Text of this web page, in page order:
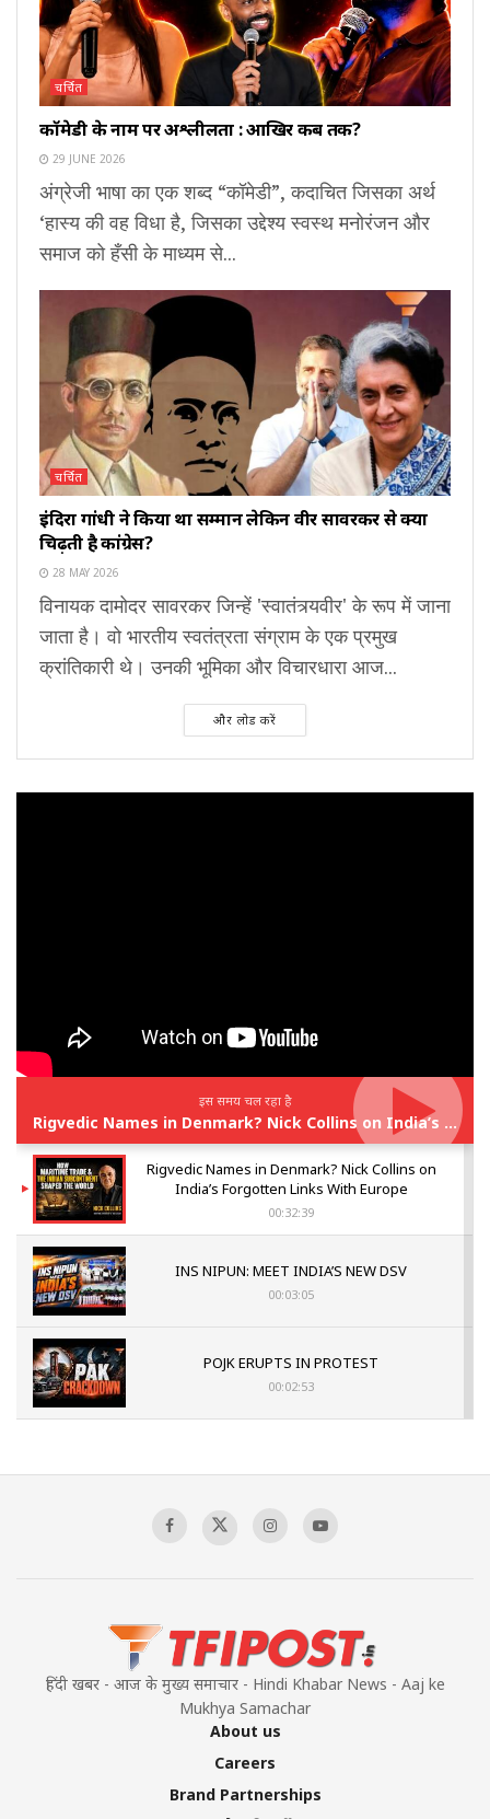
चर्चित
कॉमेडी के नाम पर अश्लीलता : आखिर कब तक?
29 JUNE 2026
अंग्रेजी भाषा का एक शब्द “कॉमेडी”, कदाचित जिसका अर्थ
‘हास्य की वह विधा है, जिसका उद्देश्य स्वस्थ मनोरंजन और
समाज को हँसी के माध्यम से...
चर्चित
इंदिरा गांधी ने किया था सम्मान लेकिन वीर सावरकर से क्यों
चिढ़ती है कांग्रेस?
28 MAY 2026
विनायक दामोदर सावरकर जिन्हें 'स्वातंत्र्यवीर' के रूप में जाना
जाता है। वो भारतीय स्वतंत्रता संग्राम के एक प्रमुख
क्रांतिकारी थे। उनकी भूमिका और विचारधारा आज...
और लोड करें
इस समय चल रहा है
Rigvedic Names in Denmark? Nick Collins on India’s Forgotten Links With Europe
Rigvedic Names in Denmark? Nick Collins on
India’s Forgotten Links With Europe
00:32:39
INS NIPUN: MEET INDIA’S NEW DSV
00:03:05
POJK ERUPTS IN PROTEST
00:02:53
Sagar
हिंदी खबर - आज के मुख्य समाचार - Hindi Khabar News - Aaj ke
Mukhya Samachar
About us
Careers
Brand Partnerships